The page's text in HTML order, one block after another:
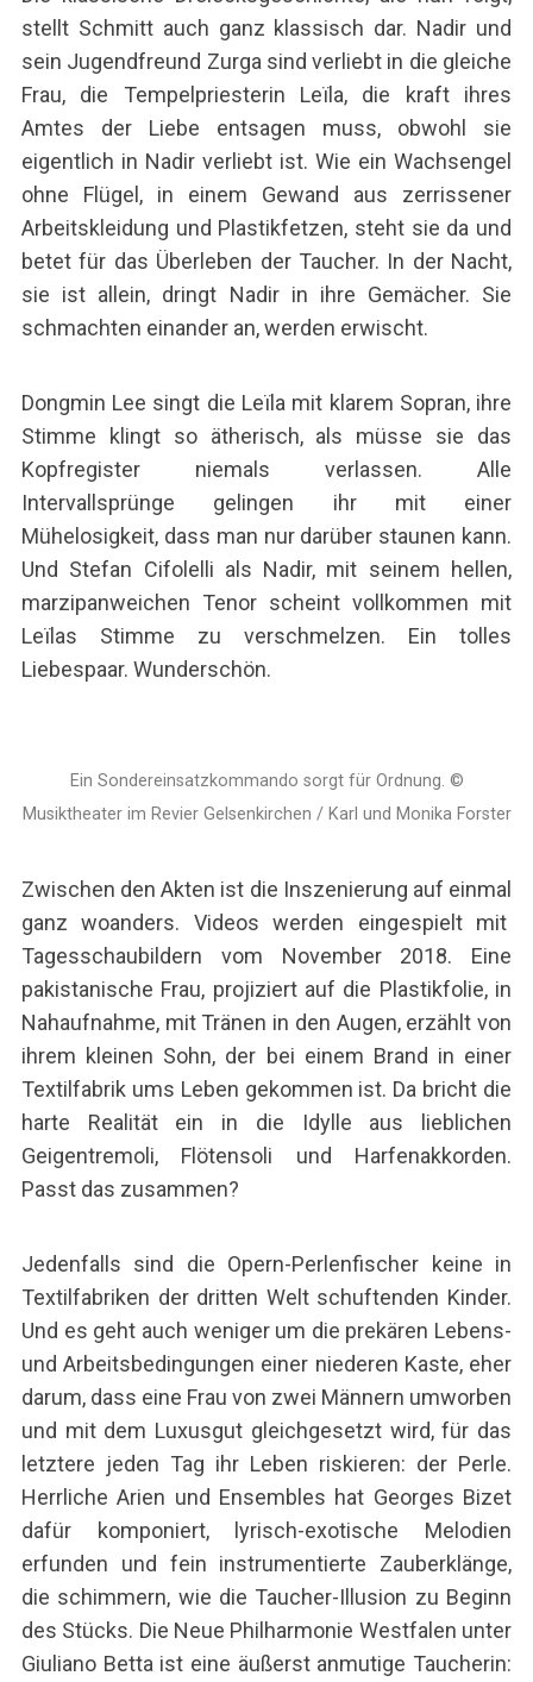
stellt Schmitt auch ganz klassisch dar. Nadir und
sein Jugendfreund Zurga sind verliebt in die gleiche
Frau, die Tempelpriesterin Leïla, die kraft ihres
Amtes der Liebe entsagen muss, obwohl sie
eigentlich in Nadir verliebt ist. Wie ein Wachsengel
ohne Flügel, in einem Gewand aus zerrissener
Arbeitskleidung und Plastikfetzen, steht sie da und
betet für das Überleben der Taucher. In der Nacht,
sie ist allein, dringt Nadir in ihre Gemächer. Sie
schmachten einander an, werden erwischt.
Dongmin Lee singt die Leïla mit klarem Sopran, ihre
Stimme klingt so ätherisch, als müsse sie das
Kopfregister niemals verlassen. Alle
Intervallsprünge gelingen ihr mit einer
Mühelosigkeit, dass man nur darüber staunen kann.
Und Stefan Cifolelli als Nadir, mit seinem hellen,
marzipanweichen Tenor scheint vollkommen mit
Leïlas Stimme zu verschmelzen. Ein tolles
Liebespaar. Wunderschön.
Ein Sondereinsatzkommando sorgt für Ordnung. ©
Musiktheater im Revier Gelsenkirchen / Karl und Monika Forster
Zwischen den Akten ist die Inszenierung auf einmal
ganz woanders. Videos werden eingespielt mit
Tagesschaubildern vom November 2018. Eine
pakistanische Frau, projiziert auf die Plastikfolie, in
Nahaufnahme, mit Tränen in den Augen, erzählt von
ihrem kleinen Sohn, der bei einem Brand in einer
Textilfabrik ums Leben gekommen ist. Da bricht die
harte Realität ein in die Idylle aus lieblichen
Geigentremoli, Flötensoli und Harfenakkorden.
Passt das zusammen?
Jedenfalls sind die Opern-Perlenfischer keine in
Textilfabriken der dritten Welt schuftenden Kinder.
Und es geht auch weniger um die prekären Lebens-
und Arbeitsbedingungen einer niederen Kaste, eher
darum, dass eine Frau von zwei Männern umworben
und mit dem Luxusgut gleichgesetzt wird, für das
letztere jeden Tag ihr Leben riskieren: der Perle.
Herrliche Arien und Ensembles hat Georges Bizet
dafür komponiert, lyrisch-exotische Melodien
erfunden und fein instrumentierte Zauberklänge,
die schimmern, wie die Taucher-Illusion zu Beginn
des Stücks. Die Neue Philharmonie Westfalen unter
Giuliano Betta ist eine äußerst anmutige Taucherin:
S
e
a
r
h
f
o
r